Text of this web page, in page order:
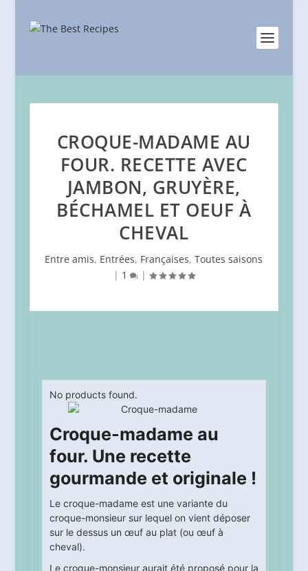
CROQUE-MADAME AU
FOUR. RECETTE AVEC
JAMBON, GRUYÈRE,
BÉCHAMEL ET OEUF À
CHEVAL
Entre amis, Entrées, Françaises,Toutes saisons
| 1 |
No products found.
Croque-madame au
four. Une recette
gourmande et originale !
Le croque-madame est une variante du
croque-monsieur sur lequel on vient déposer
sur le dessus un œuf au plat (ou œuf à
cheval).
Le croque-monsieur aurait été proposé pour la